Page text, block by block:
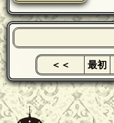
＜＜ 最初